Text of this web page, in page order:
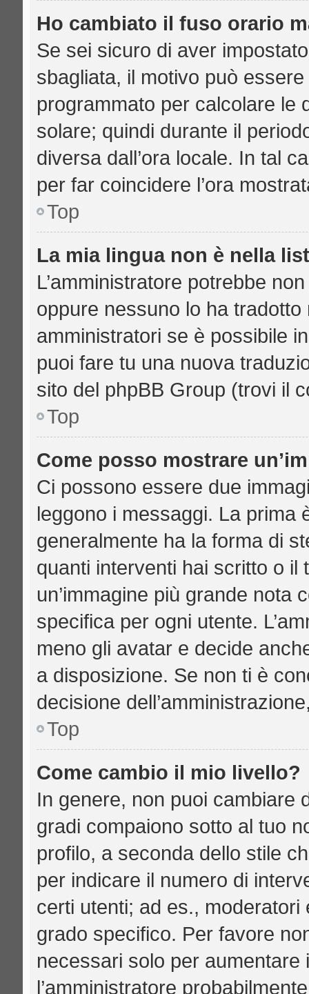
Ho cambiato il fuso orario
Se sei sicuro di aver
sbagliata, il motivo può
programmato per calcolare le
solare; quindi durante il
diversa dall’ora locale. In tal
per far coincidere l’ora
Top
La mia lingua non è nella
L’amministratore potrebbe
oppure nessuno lo ha
amministratori se è possibile
puoi fare tu una nuova
sito del phpBB Group (trovi il
Top
Come posso mostrare
Ci possono essere due
leggono i messaggi. La prima
generalmente ha la forma di
quanti interventi hai scritto o il
un’immagine più grande nota
specifica per ogni utente.
meno gli avatar e decide
a disposizione. Se non ti è
decisione
Top
Come cambio il mio livello?
In genere, non puoi cambiare
gradi compaiono sotto al tuo
profilo, a seconda dello stile
per indicare il numero di
certi utenti; ad es.,
grado specifico. Per favore
necessari solo per
l’amministratore